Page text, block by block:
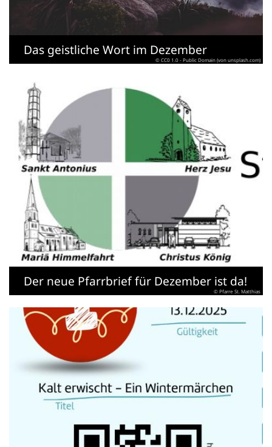
Das geistliche Wort im Dezember
© CC0 1.0 - Public Domain (von unsplash.com)
Der neue Pfarrbrief für Dezember ist da!
© Pfarre St. Matthias